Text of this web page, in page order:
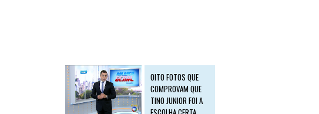
OITO FOTOS QUE
COMPROVAM QUE
TINO JUNIOR FOI A